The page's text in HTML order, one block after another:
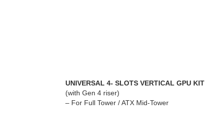
UNIVERSAL 4- SLOTS VERTICAL GPU KIT
(with Gen 4 riser)
– For Full Tower / ATX Mid-Tower